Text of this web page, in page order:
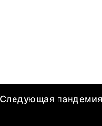
Следующая пандемия